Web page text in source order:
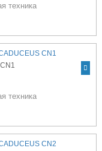
техника
техника